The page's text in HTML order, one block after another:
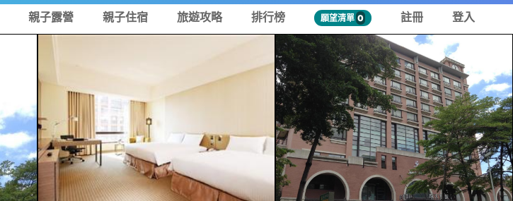
親子露營 親子住宿 旅遊攻略 排行榜 願望清單 0 註冊 登入